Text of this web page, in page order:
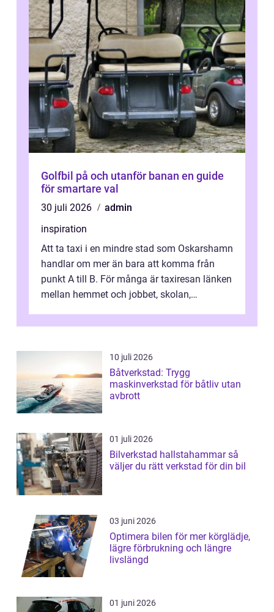
Golfbil på och utanför banan en guide
för smartare val
30 juli 2026
admin
inspiration
Att ta taxi i en mindre stad som Oskarshamn
handlar om mer än bara att komma från
punkt A till B. För många är taxiresan länken
mellan hemmet och jobbet, skolan,
10 juli 2026
Båtverkstad: Trygg
maskinverkstad för båtliv utan
avbrott
01 juli 2026
Bilverkstad hallstahammar så
väljer du rätt verkstad för din bil
03 juni 2026
Optimera bilen för mer körglädje,
lägre förbrukning och längre
livslängd
01 juni 2026